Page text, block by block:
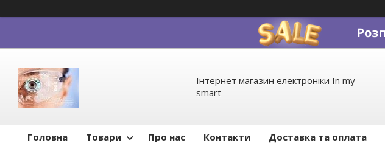
Інтернет магазин електроніки In my
smart
Головна Товари Про нас Контакти Доставка та оплата